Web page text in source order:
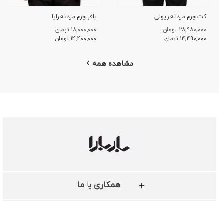
کت چرم مردانه ریولی
۲۸,۹۸۰,۰۰۰ تومان
۱۴,۴۹۰,۰۰۰ تومان
پافر چرم مردانه رایا
۱۸,۰۰۰,۰۰۰ تومان
۱۴,۴۰۰,۰۰۰ تومان
مشاهده همه
همکاری با ما